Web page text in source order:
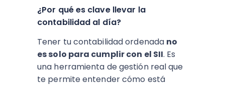
¿Por qué es clave llevar la
contabilidad al día?
Tener tu contabilidad ordenada no
es solo para cumplir con el SII. Es
una herramienta de gestión real que
te permite entender cómo está